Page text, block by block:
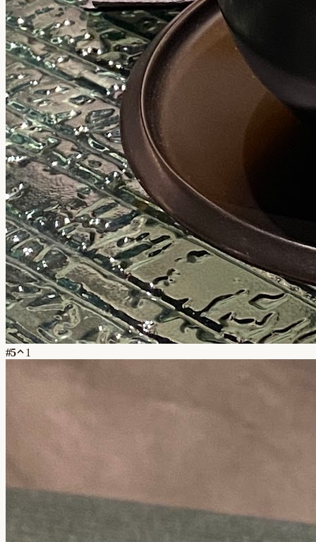
#5 1